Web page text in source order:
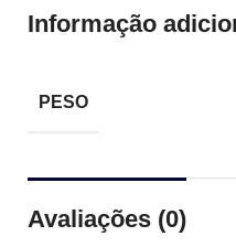
Informação
PESO
Avaliações (0)